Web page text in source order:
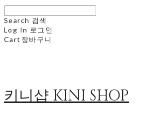
Search 검색
Log In 로그인
Cart 장바구니
키니샵 KINI SHOP